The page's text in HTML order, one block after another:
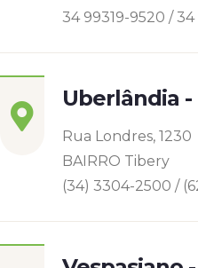
34 99319-9520 / 34
Uberlândia -
Rua Londres, 1230
BAIRRO Tibery
(34) 3304-2500 /